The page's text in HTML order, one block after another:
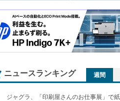
ニュースランキング 週間
ジャグラ、「印刷屋さんのお仕事展」で